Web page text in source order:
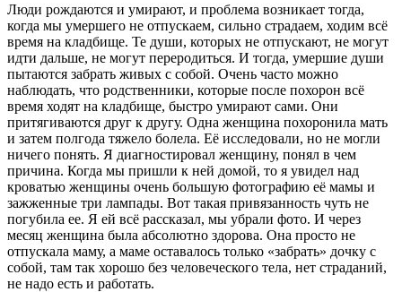
Люди рождаются и умирают, и проблема возникает тогда,
когда мы умершего не отпускаем, сильно страдаем, ходим всё
время на кладбище. Те души, которых не отпускают, не могут
идти дальше, не могут переродиться. И тогда, умершие души
пытаются забрать живых с собой. Очень часто можно
наблюдать, что родственники, которые после похорон всё
время ходят на кладбище, быстро умирают сами. Они
притягиваются друг к другу. Одна женщина похоронила мать
и затем полгода тяжело болела. Её исследовали, но не могли
ничего понять. Я диагностировал женщину, понял в чем
причина. Когда мы пришли к ней домой, то я увидел над
кроватью женщины очень большую фотографию её мамы и
зажженные три лампады. Вот такая привязанность чуть не
погубила ее. Я ей всё рассказал, мы убрали фото. И через
месяц женщина была абсолютно здорова. Она просто не
отпускала маму, а маме оставалось только «забрать» дочку с
собой, там так хорошо без человеческого тела, нет страданий,
не надо есть и работать.